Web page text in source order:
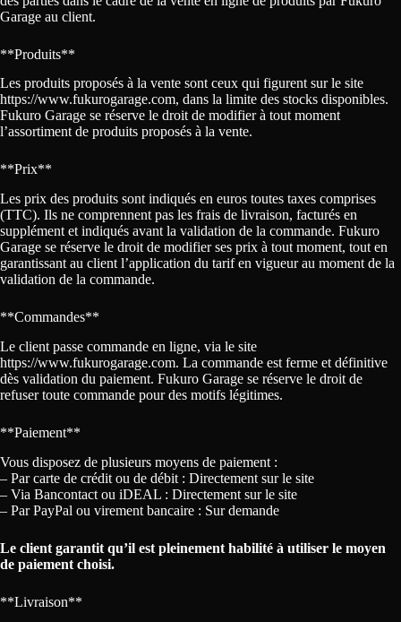
Garage au client.
**Produits**
Les produits proposés à la vente sont ceux qui figurent sur le site
https://www.fukurogarage.com, dans la limite des stocks disponibles.
Fukuro Garage se réserve le droit de modifier à tout moment
l’assortiment de produits proposés à la vente.
**Prix**
Les prix des produits sont indiqués en euros toutes taxes comprises
(TTC). Ils ne comprennent pas les frais de livraison, facturés en
supplément et indiqués avant la validation de la commande. Fukuro
Garage se réserve le droit de modifier ses prix à tout moment, tout en
garantissant au client l’application du tarif en vigueur au moment de la
validation de la commande.
**Commandes**
Le client passe commande en ligne, via le site
https://www.fukurogarage.com. La commande est ferme et définitive
dès validation du paiement. Fukuro Garage se réserve le droit de
refuser toute commande pour des motifs légitimes.
**Paiement**
Vous disposez de plusieurs moyens de paiement :
– Par carte de crédit ou de débit : Directement sur le site
– Via Bancontact ou iDEAL : Directement sur le site
– Par PayPal ou virement bancaire : Sur demande
Le client garantit qu’il est pleinement habilité à utiliser le moyen
de paiement choisi.
**Livraison**